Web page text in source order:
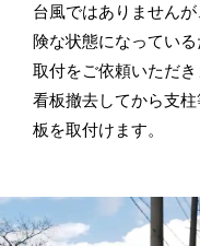
台風ではありません
険な状態になってい
取付をご依頼いただき
看板撤去してから支
板を取付けます。